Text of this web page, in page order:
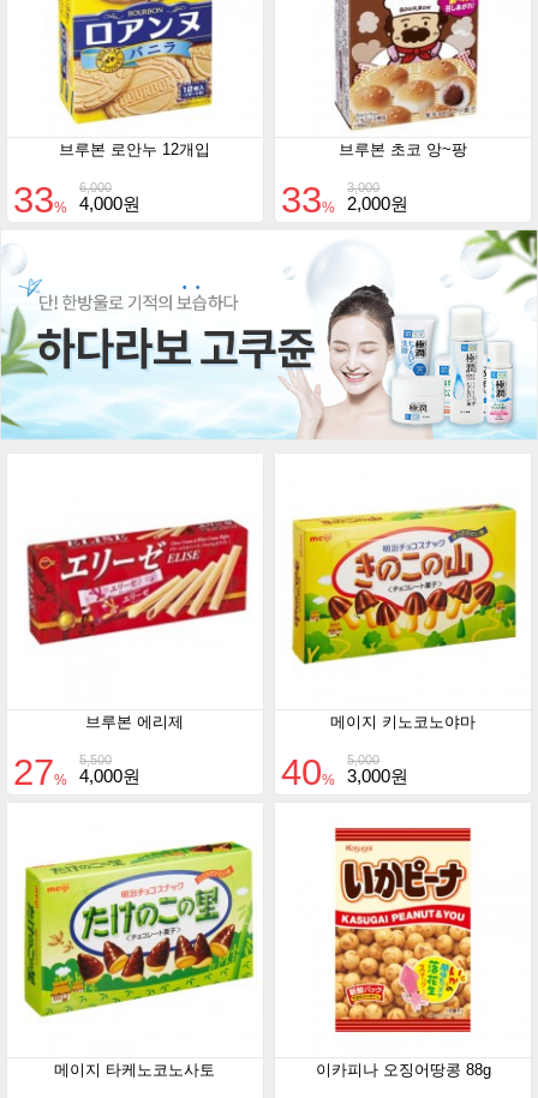
브루본 로안누 12개입
6,000
33% 4,000원
브루본 초코 앙~팡
3,000
33% 2,000원
브루본 에리제
5,500
27% 4,000원
메이지 키노코노야마
5,000
40% 3,000원
메이지 타케노코노사토 이카피나 오징어땅콩 88g